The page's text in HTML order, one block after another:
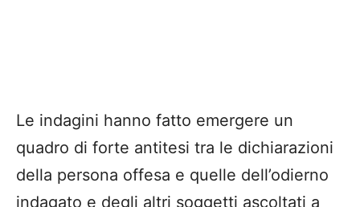
Le indagini hanno fatto emergere un
quadro di forte antitesi tra le dichiarazioni
della persona offesa e quelle dell’odierno
indagato e degli altri soggetti ascoltati a